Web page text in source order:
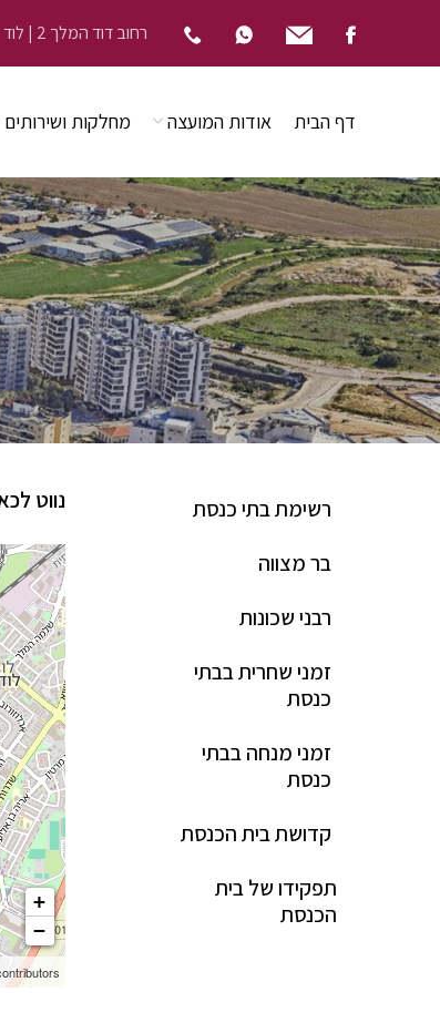
רחוב דוד המלך 2 | לוד
דף הבית אודות המועצה מחלקות ושירותים
רשימת בתי כנסת
בר מצווה
רבני שכונות
זמני שחרית בבתי
כנסת
זמני מנחה בבתי
כנסת
קדושת בית הכנסת
תפקידו של בית
הכנסת
נווט
+
−